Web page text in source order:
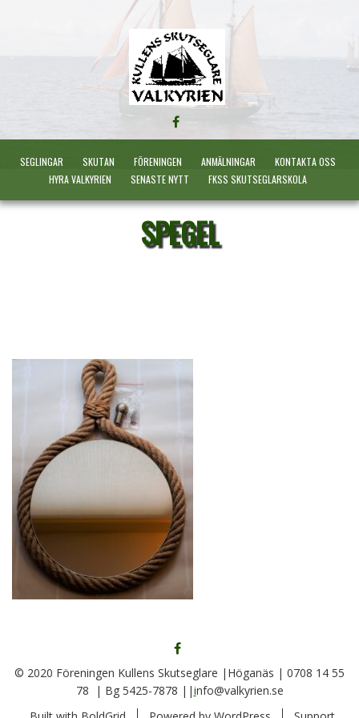
FÖLJ
OSS
PÅ
FACEBOOK
SEGLINGAR SKUTAN FÖRENINGEN ANMÄLNINGAR
KONTAKTA OSS
HYRA VALKYRIEN
SENASTE NYTT FKSS SKUTSEGLARSKOLA
SPEGEL
FÖLJ
PÅ
FACEBOOK
© 2020 Föreningen Kullens Skutseglare |Höganäs | 0708 14 55
78 | Bg 5425-7878 ||info@valkyrien.se